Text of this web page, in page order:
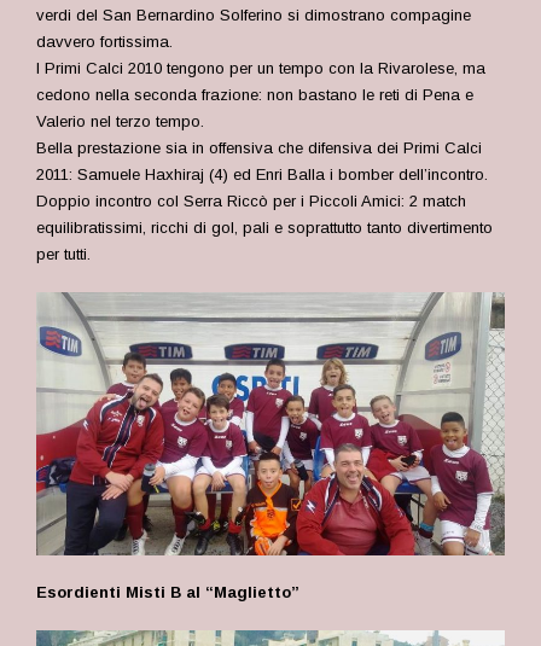
verdi del San Bernardino Solferino si dimostrano compagine
davvero fortissima.
I Primi Calci 2010 tengono per un tempo con la Rivarolese, ma
cedono nella seconda frazione: non bastano le reti di Pena e
Valerio nel terzo tempo.
Bella prestazione sia in offensiva che difensiva dei Primi Calci
2011: Samuele Haxhiraj (4) ed Enri Balla i bomber dell’incontro.
Doppio incontro col Serra Riccò per i Piccoli Amici: 2 match
equilibratissimi, ricchi di gol, pali e soprattutto tanto divertimento
per tutti.
Esordienti Misti B al “Maglietto”